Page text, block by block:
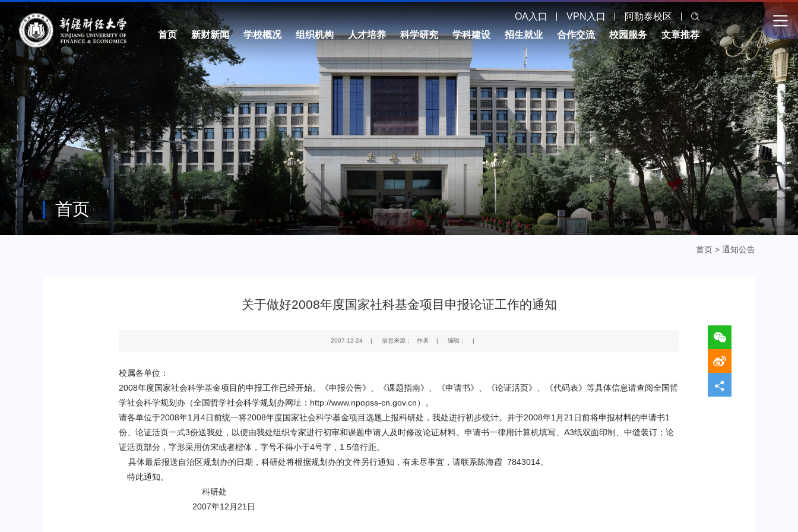
OA入口 VPN入口
阿勒泰校区
首页
新财新闻 学校概况 组织机构 人才培养 科学研究 学科建设 招生就业 合作交流 校园服务 文章推荐
首页
首页 > 通知公告
关于做好2008年度国家社科基金项目申报论证工作的通知
2007-12-24 | 信息来源： 作者 | 编辑： |
校属各单位：
2008年度国家社会科学基金项目的申报工作已经开始。《申报公告》、《课题指南》、《申请书》、《论证活页》、《代码表》等具体信息请查阅全国哲
学社会科学规划办（全国哲学社会科学规划办网址： http://www.npopss-cn.gov.cn）。
请各单位于2008年1 月4日前统一将2008年度国家社会科学基金项目选题上报科研处，我处进行初步统计。并于2008年1 月 21 日前将申报材料的申请书1
份、论证活页一式3份送我处，以便由我处组织专家进行初审和课题申请人及时修改论证材料。申请书一律用计算机填写、 A3纸双面印制、中缝装订；论
证活页部分，字形采用仿宋或者楷体，字号不得小于4号字， 1.5倍行距。
具体最后报送自治区规划办的日期，科研处将根据规划办的文件另行通知，有未尽事宜，请联系陈海霞 7843014。
特此通知。
科研处
2007年12 月21 日